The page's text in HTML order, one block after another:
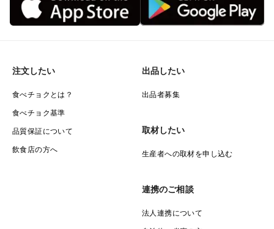
注文したい
食べチョクとは？
食べチョク基準
品質保証について
飲食店の方へ
出品したい
出品者募集
取材したい
生産者への取材を申し込む
連携のご相談
法人連携について